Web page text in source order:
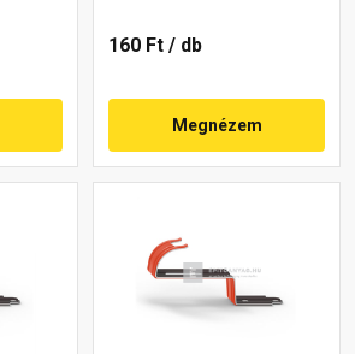
160 Ft / db
Megnézem